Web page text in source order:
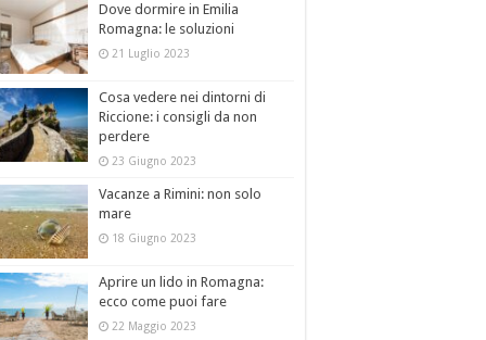
Dove dormire in Emilia
Romagna: le soluzioni
21 Luglio 2023
Cosa vedere nei dintorni di
Riccione: i consigli da non
perdere
23 Giugno 2023
Vacanze a Rimini: non solo
mare
18 Giugno 2023
Aprire un lido in Romagna:
ecco come puoi fare
22 Maggio 2023